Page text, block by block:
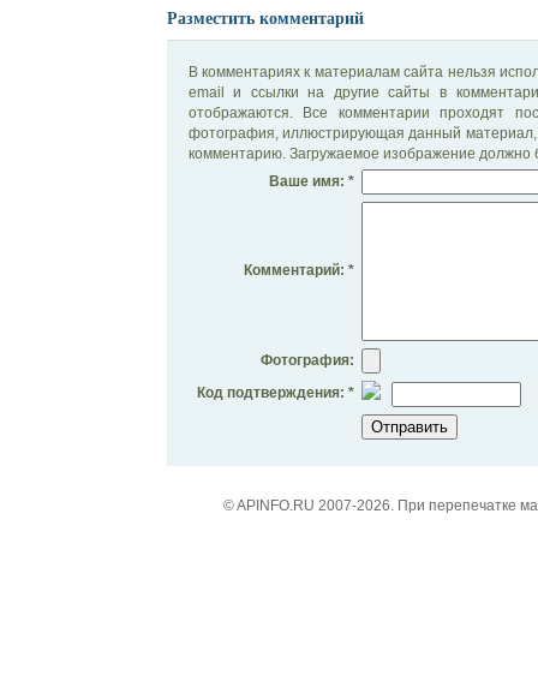
Разместить комментарий
В комментариях к материалам сайта нельзя
email и ссылки на другие сайты в
отображаются. Все комментарии проходят
фотография, иллюстрирующая данный материал,
комментарию. Загружаемое изображение должно
Ваше имя: *
Комментарий: *
Фотография:
Код подтверждения: *
© APINFO.RU 2007-2026. При перепечатке